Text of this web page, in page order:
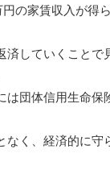
の家賃収入が得ら
済していくことで
は団体信用生命保
く、経済的に守